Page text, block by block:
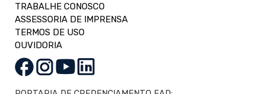
TRABALHE CONOSCO
ASSESSORIA DE IMPRENSA
TERMOS DE USO
OUVIDORIA